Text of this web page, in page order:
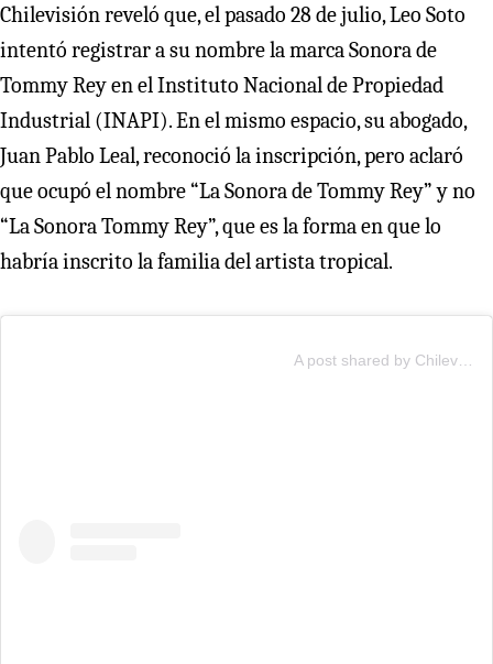
Chilevisión reveló que, el pasado 28 de julio, Leo Soto
intentó registrar a su nombre la marca Sonora de
Tommy Rey en el Instituto Nacional de Propiedad
Industrial (INAPI). En el mismo espacio, su abogado,
Juan Pablo Leal, reconoció la inscripción, pero aclaró
que ocupó el nombre “La Sonora de Tommy Rey” y no
“La Sonora Tommy Rey”, que es la forma en que lo
habría inscrito la familia del artista tropical.